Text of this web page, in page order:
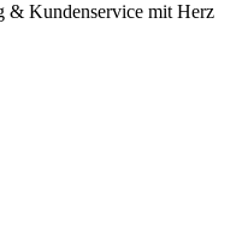
& Kundenservice mit Herz